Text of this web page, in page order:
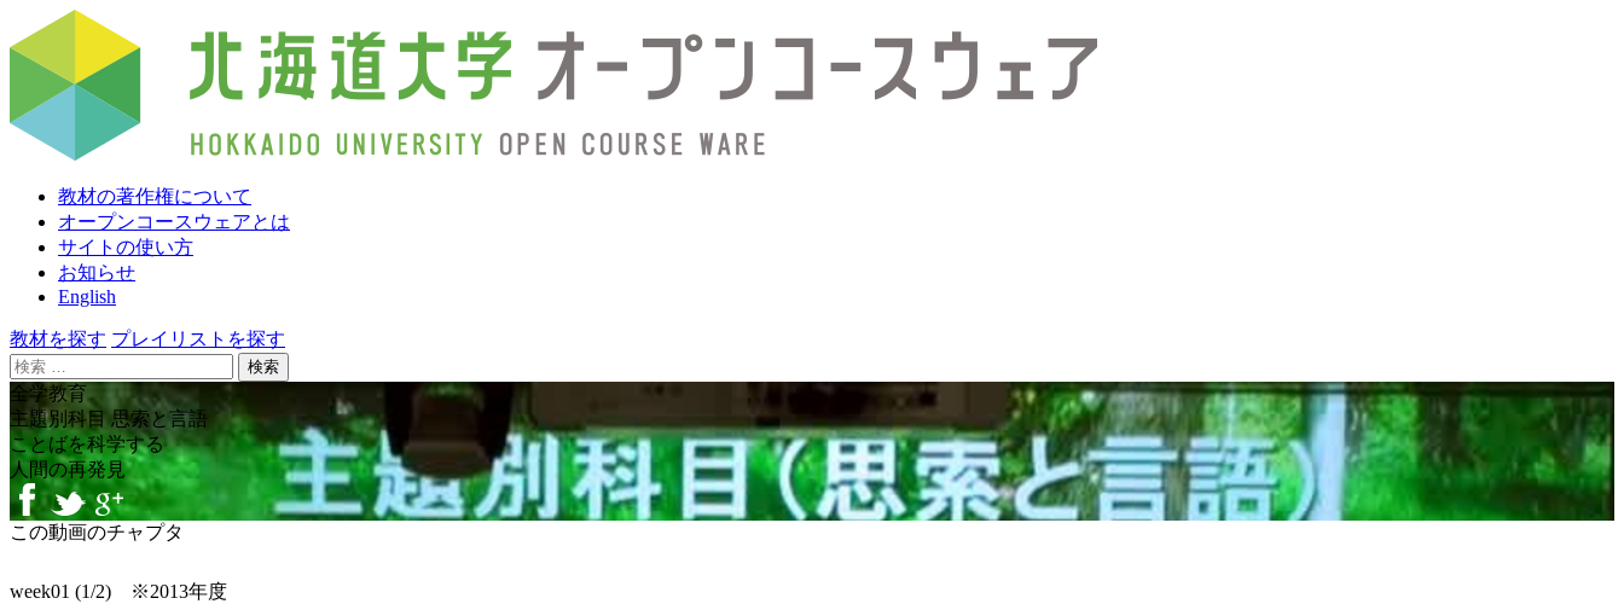
教材の著作権について
オープンコースウェアとは
サイトの使い方
お知らせ
English
教材を探す プレイリストを探す
検
索:
全学教育
主題別科目 思索と言語
ことばを科学する
人間の再発見
この動画のチャプタ
week01 (1/2) ※2013年度